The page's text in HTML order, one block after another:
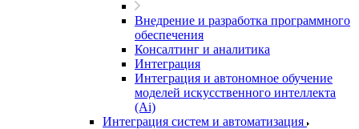
Внедрение и разработка программного
обеспечения
Консалтинг и аналитика
Интеграция
Интеграция и автономное обучение
моделей искусственного интеллекта
(Ai)
Интеграция систем и автоматизация